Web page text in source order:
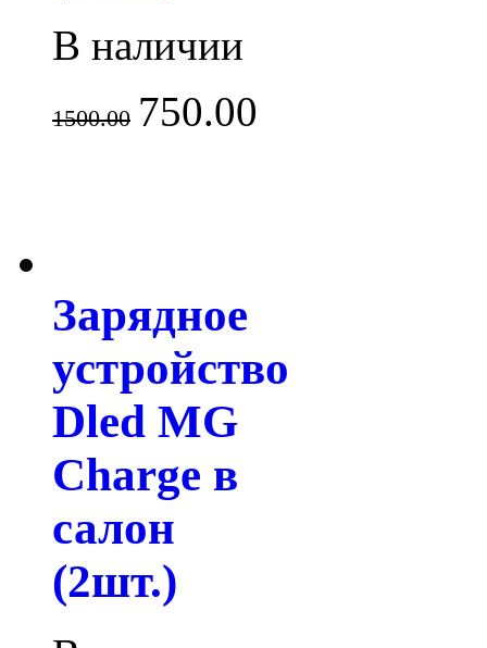
В наличии
1500.00 750.00
Зарядное
устройство
Dled MG
Charge в
салон
(2шт.)